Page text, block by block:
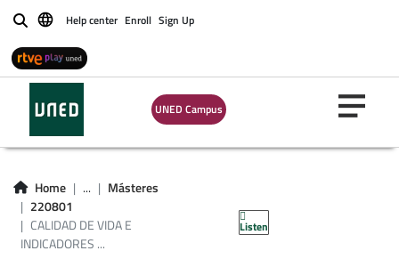
BuscarHelp center Enroll Sign Up
UNED Campus
Home ...
Másteres
220801
CALIDAD DE VIDA E
INDICADORES ...
Listen
CALIDAD DE VIDA E
INDICADORES DE
BIENESTAR EN LA
CIUDAD